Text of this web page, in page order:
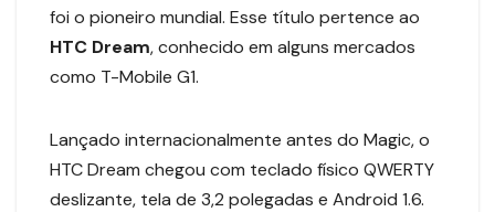
foi o pioneiro mundial. Esse título pertence ao
HTC Dream, conhecido em alguns mercados
como T-Mobile G1.
Lançado internacionalmente antes do Magic, o
HTC Dream chegou com teclado físico QWERTY
deslizante, tela de 3,2 polegadas e Android 1.6.